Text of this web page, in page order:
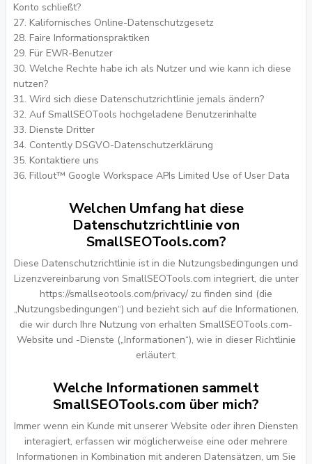
Konto schließt?
Kalifornisches Online-Datenschutzgesetz
Faire Informationspraktiken
Für EWR-Benutzer
Welche Rechte habe ich als Nutzer und wie kann ich diese
nutzen?
Wird sich diese Datenschutzrichtlinie jemals ändern?
Auf SmallSEOTools hochgeladene Benutzerinhalte
Dienste Dritter
Contently DSGVO-Datenschutzerklärung
Kontaktiere uns
Fillout™ Google Workspace APIs Limited Use of User Data
Welchen Umfang hat diese
Datenschutzrichtlinie von
SmallSEOTools.com?
Diese Datenschutzrichtlinie ist in die Nutzungsbedingungen und
Lizenzvereinbarung von SmallSEOTools.com integriert, die unter
https://smallseotools.com/privacy/ zu finden sind (die
„Nutzungsbedingungen“) und bezieht sich auf die Informationen,
die wir durch Ihre Nutzung von erhalten SmallSEOTools.com-
Website und -Dienste („Informationen“), wie in dieser Richtlinie
erläutert.
Welche Informationen sammelt
SmallSEOTools.com über mich?
Immer wenn ein Kunde mit unserer Website oder ihren Diensten
interagiert, erfassen wir möglicherweise eine oder mehrere
Informationen in Kombination mit anderen Datensätzen, um Sie